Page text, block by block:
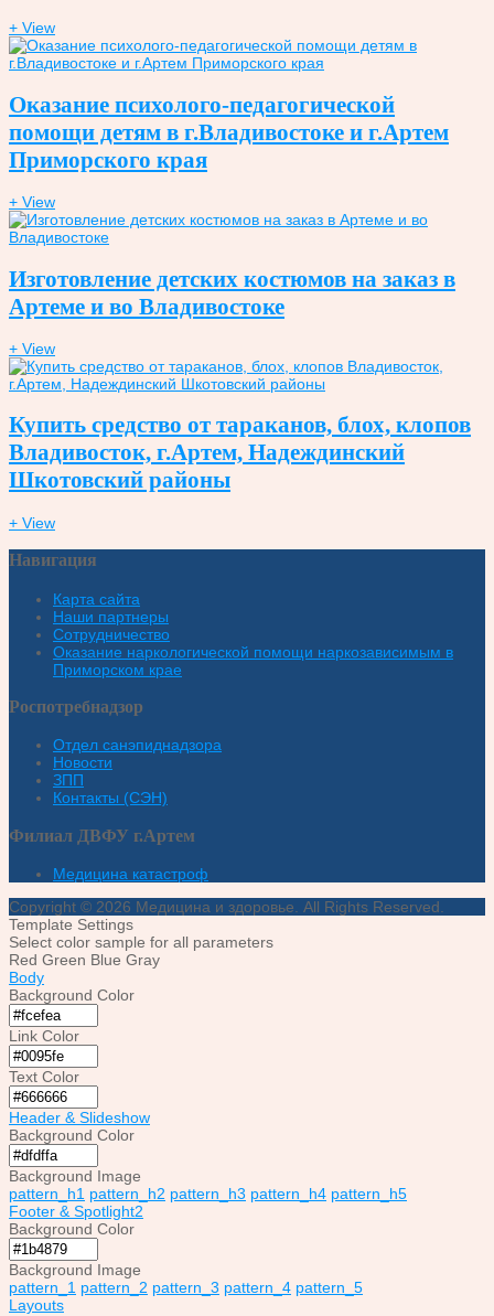
+ View
Оказание психолого-педагогической
помощи детям в г.Владивостоке и г.Артем
Приморского края
+ View
Изготовление детских костюмов на заказ в
Артеме и во Владивостоке
+ View
Купить средство от тараканов, блох, клопов
Владивосток, г.Артем, Надеждинский
Шкотовский районы
+ View
Навигация
Карта сайта
Наши партнеры
Сотрудничество
Оказание наркологической помощи наркозависимым в
Приморском крае
Роспотребнадзор
Отдел санэпиднадзора
Новости
ЗПП
Контакты (СЭН)
Филиал ДВФУ г.Артем
Медицина катастроф
Copyright © 2026 Медицина и здоровье. All Rights Reserved.
Template Settings
Select color sample for all parameters
Red Green Blue Gray
Body
Background Color
Link Color
Text Color
Header & Slideshow
Background Color
Background Image
pattern_h1 pattern_h2 pattern_h3 pattern_h4 pattern_h5
Footer & Spotlight2
Background Color
Background Image
pattern_1 pattern_2 pattern_3 pattern_4 pattern_5
Layouts